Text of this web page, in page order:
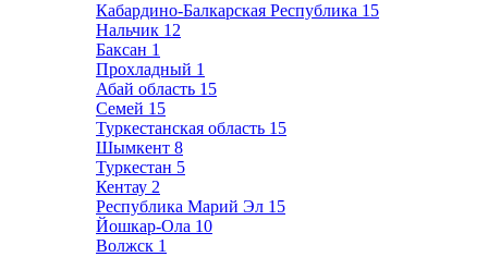
Кабардино-Балкарская Республика 15
Нальчик 12
Баксан 1
Прохладный 1
Абай область 15
Семей 15
Туркестанская область 15
Шымкент 8
Туркестан 5
Кентау 2
Республика Марий Эл 15
Йошкар-Ола 10
Волжск 1